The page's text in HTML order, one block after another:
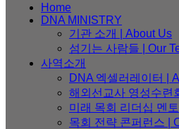
Home
DNA MINISTRY
기관 소개 | About Us
섬기는 사람들 | Our
사역소개
DNA 엑셀러레이터​ |
해외선교사 영성수련
미래 목회 리더십 멘
목회 전략 콘퍼런스 |